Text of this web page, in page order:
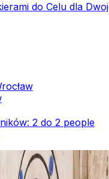
do Celu dla
2 do 2 people